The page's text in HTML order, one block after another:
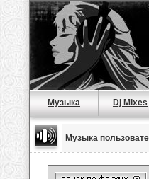
Музыка Dj Mixes
Музыка